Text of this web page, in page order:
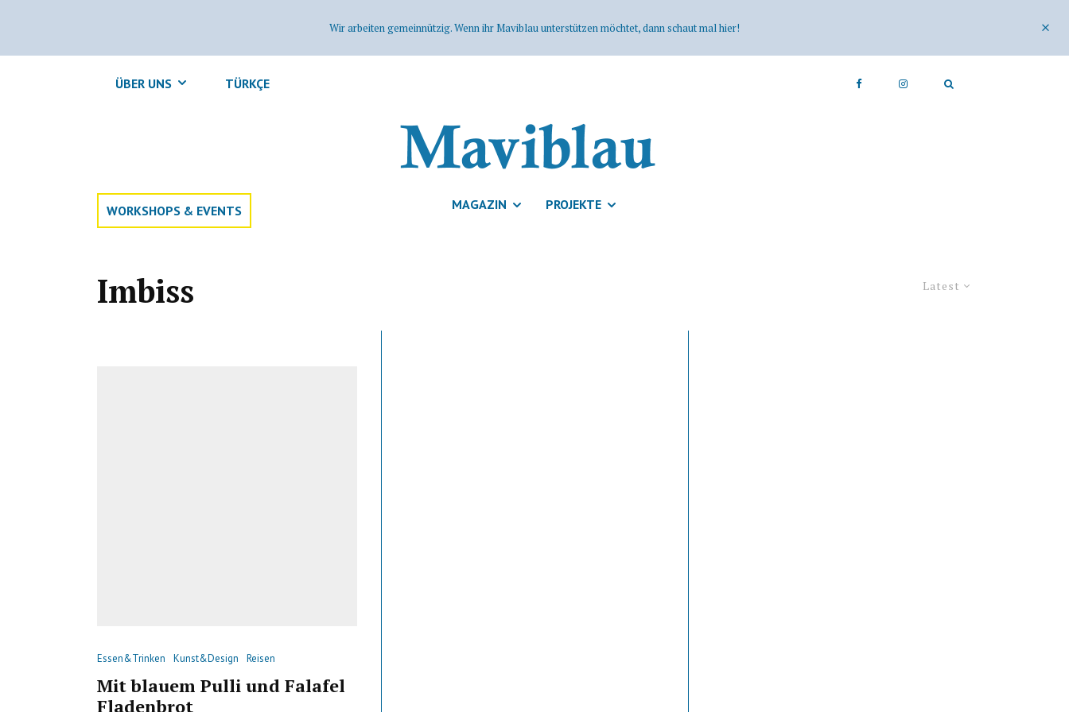
Wir arbeiten gemeinnützig. Wenn ihr Maviblau unterstützen möchtet, dann schaut mal hier!
ÜBER UNS TÜRKÇE
WORKSHOPS & EVENTS MAGAZIN PROJEKTE
Latest
Imbiss
Essen&Trinken Kunst&Design Reisen
Mit blauem Pulli und Falafel
Fladenbrot